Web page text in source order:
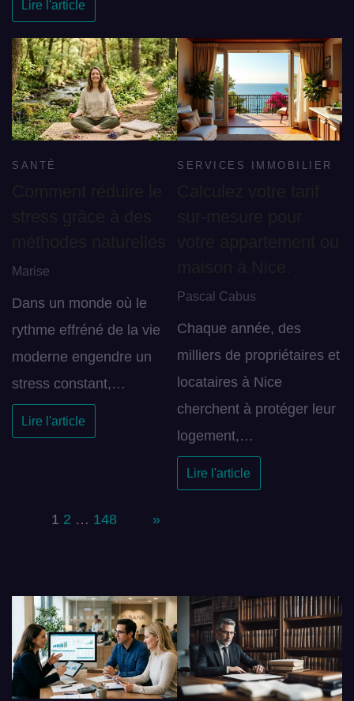
Lire l'article
SANTÉ
Marise
Dans un monde où le
rythme effréné de la vie
moderne engendre un
stress constant,…
Lire l'article
SERVICES IMMOBILIER
Pascal Cabus
Chaque année, des
milliers de propriétaires et
locataires à Nice
cherchent à protéger leur
logement,…
Lire l'article
1 2 … 148 »